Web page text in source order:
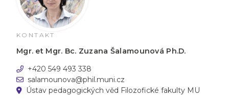
KONTAKT
Mgr. et Mgr. Bc. Zuzana Šalamounová Ph.D.
+420 549 493 338
salamounova@phil.muni.cz
Ústav pedagogických věd Filozofické fakulty MU